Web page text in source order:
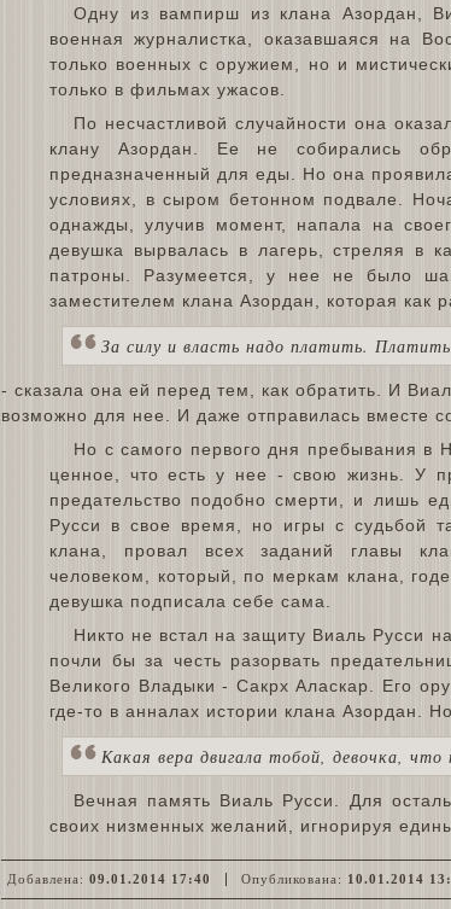
Одну из вампирш из клана Азордан,
военная журналистка, оказавшаяся на
только военных с оружием, но и
только в фильмах ужасов.
По несчастливой случайности она
клану Азордан. Ее не собирались
предназначенный для еды. Но она
условиях, в сыром бетонном подвале.
однажды, улучив момент, напала на
девушка вырвалась в лагерь, стреляя в
патроны. Разумеется, у нее не было
заместителем клана Азордан, которая как
За силу и власть надо платить.
- сказала она ей перед тем, как обратить. И
возможно для нее. И даже отправилась вместе
Но с самого первого дня пребывания в
ценное, что есть у нее - свою жизнь. У
предательство подобно смерти, и лишь
Русси в свое время, но игры с судьбой
клана, провал всех заданий главы
человеком, который, по меркам клана,
девушка подписала себе сама.
Никто не встал на защиту Виаль Русси
почли бы за честь разорвать
Великого Владыки - Сакрх Аласкар. Его
где-то в анналах истории клана Азордан.
Какая вера двигала тобой, девочка,
Вечная память Виаль Русси. Для
своих низменных желаний, игнорируя
Добавлена: 09.01.2014 17:40 Опубликована: 10.01.2014